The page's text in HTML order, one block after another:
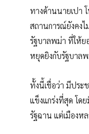
ทางด้านนายเปา
สถานการณ์ยังคง
รัฐบาลพม่า ที่ให้ย
หยุดยิงกับรัฐบาล
ทั้งนี้เชื่อว่า มีประ
แข็งแกร่งที่สุด โด
รัฐฉาน แต่เมืองห